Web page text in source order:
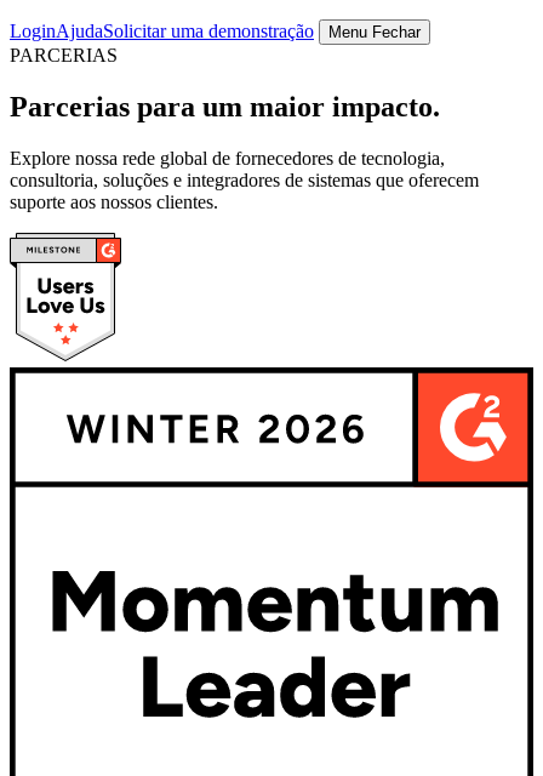
LoginAjudaSolicitar uma demonstração Menu Fechar
PARCERIAS
Parcerias para um maior impacto.
Explore nossa rede global de fornecedores de tecnologia,
consultoria, soluções e integradores de sistemas que oferecem
suporte aos nossos clientes.